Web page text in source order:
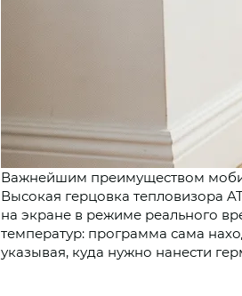
Важнейшим преимуществом
Высокая герцовка тепловизора
на экране в режиме реального
температур: программа сама
указывая, куда нужно нанести